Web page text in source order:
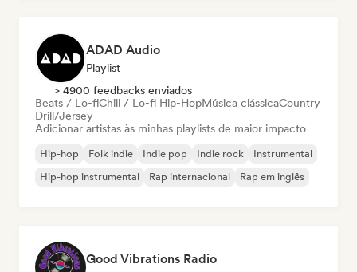
ADAD Audio
Playlist
> 4900 feedbacks enviados
Beats / Lo-fiChill / Lo-fi Hip-HopMúsica clássicaCountry
Drill/Jersey
Adicionar artistas às minhas playlists de maior impacto
Hip-hop Folk indie Indie pop Indie rock
Instrumental
Hip-hop instrumental
Rap internacional Rap em inglês
Good Vibrations Radio